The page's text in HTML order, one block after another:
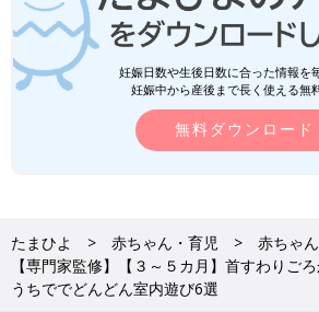
育児中におススメのアプリ
アプリ「まいにちのたまひよ」
妊娠日数や生後日数に合った情報を
妊娠中から産後まで長く使える無
無料ダウンロード
たまひよ 赤ちゃん・育児 赤ちゃ
【専門家監修】【３～５カ月】首すわりご
うちででどんどん室内遊び6選